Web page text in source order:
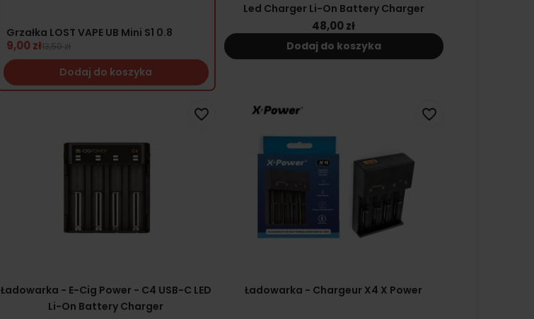
Grzałka LOST VAPE UB Mini S1 0.8
9,00 zł13,50 zł
Dodaj do koszyka
Led Charger Li-On Battery Charger
48,00 zł
Dodaj do koszyka
Ładowarka - E-Cig Power - C4 USB-C LED
Li-On Battery Charger
favorite_border
Ładowarka - Chargeur X4 X Power
favorite_border